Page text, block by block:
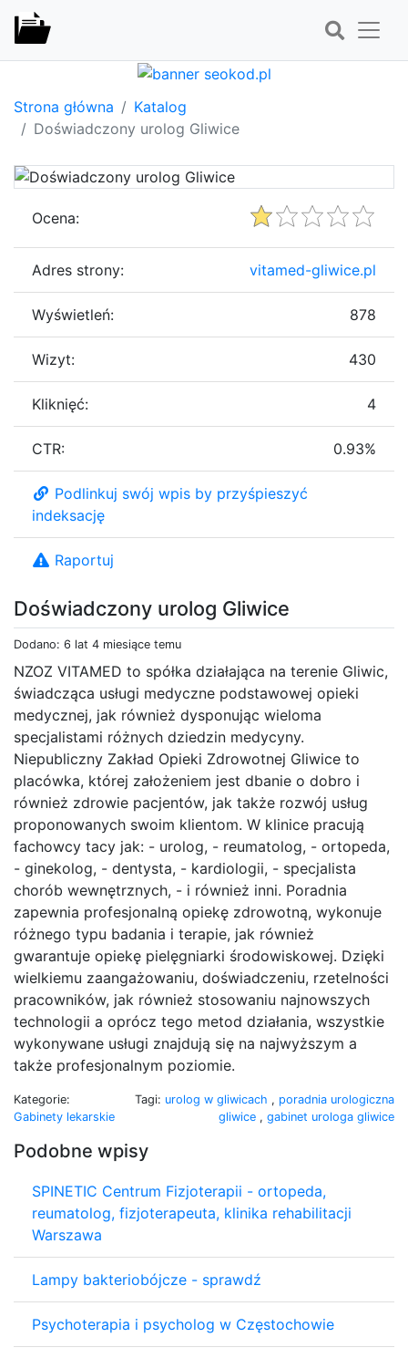
Strona główna
Katalog
Doświadczony urolog Gliwice
Doświadczony urolog Gliwice
Dodano: 6 lat 4 miesiące temu
NZOZ VITAMED to spółka działająca na terenie Gliwic,
świadcząca usługi medyczne podstawowej opieki
medycznej, jak również dysponując wieloma
specjalistami różnych dziedzin medycyny.
Niepubliczny Zakład Opieki Zdrowotnej Gliwice to
placówka, której założeniem jest dbanie o dobro i
również zdrowie pacjentów, jak także rozwój usług
proponowanych swoim klientom. W klinice pracują
fachowcy tacy jak: - urolog, - reumatolog, - ortopeda,
- ginekolog, - dentysta, - kardiologii, - specjalista
chorób wewnętrznych, - i również inni. Poradnia
zapewnia profesjonalną opiekę zdrowotną, wykonuje
różnego typu badania i terapie, jak również
gwarantuje opiekę pielęgniarki środowiskowej. Dzięki
wielkiemu zaangażowaniu, doświadczeniu, rzetelności
pracowników, jak również stosowaniu najnowszych
technologii a oprócz tego metod działania, wszystkie
wykonywane usługi znajdują się na najwyższym a
także profesjonalnym poziomie.
Kategorie:
Gabinety lekarskie
Tagi: urolog w gliwicach , poradnia urologiczna
gliwice , gabinet urologa gliwice
Podobne wpisy
SPINETIC Centrum Fizjoterapii - ortopeda,
reumatolog, fizjoterapeuta, klinika rehabilitacji
Warszawa
Lampy bakteriobójcze - sprawdź
Psychoterapia i psycholog w Częstochowie
Ocena:
Adres strony: vitamed-gliwice.pl
Wyświetleń: 878
Wizyt: 430
Kliknięć: 4
CTR: 0.93%
Podlinkuj swój wpis by przyśpieszyć
indeksację
Raportuj